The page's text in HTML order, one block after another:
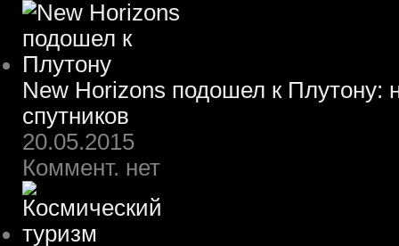
New Horizons подошел к Плутону:
спутников
20.05.2015
Коммент. нет